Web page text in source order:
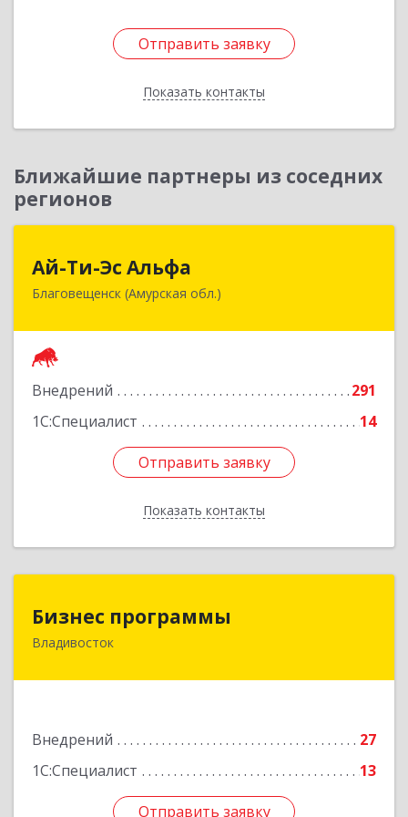
Отправить заявку
Показать контакты
Отправить заявку
Назад
Ближайшие партнеры из соседних
регионов
Ай-Ти-Эс Альфа
Благовещенск (Амурская обл.)
Внедрений
291
1С:Специалист
14
Отправить заявку
Показать контакты
675000, Амурская обл, Благовещенск г, Зейская
Отправить заявку
Назад
Бизнес программы
Владивосток
Внедрений
27
1С:Специалист
13
Отправить заявку
690001, Приморский край, Владивосток г,
Отправить заявку